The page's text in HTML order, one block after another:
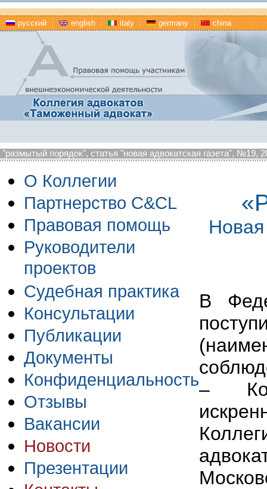
русский english italy germany china
"размытый порядок", статья "новая адвокатская газета", №19,
О Коллегии
Партнерство C&CL
Правовая помощь
Руководители
проектов
Судебная практика
Консультации
Публикации
Документы
Конфиденциальность
Отзывы
Вакансии
Новости
Презентации
Новая
В
–